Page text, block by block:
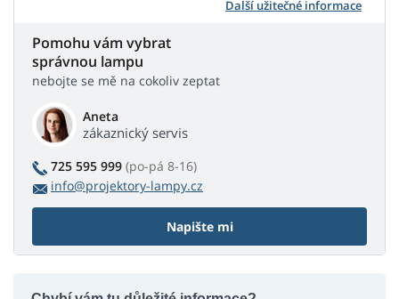
Další užitečné informace
Pomohu vám vybrat
správnou lampu
nebojte se mě na cokoliv zeptat
Aneta
zákaznický servis
725 595 999 (po-pá 8-16)
info@projektory-lampy.cz
Napište mi